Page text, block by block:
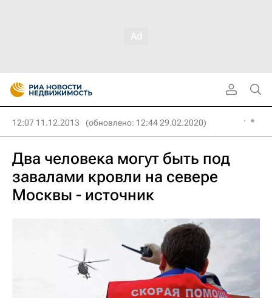
12:07 11.12.2013 (обновлено: 12:44 29.02.2020)
Два человека могут быть под
завалами кровли на севере
Москвы - источник